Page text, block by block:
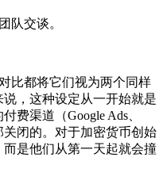
队交谈。
比都将它们视为两个同样
，这种设定从一开始就是
费渠道（Google Ads、
闭的。对于加密货币创始
是他们从第一天起就会撞